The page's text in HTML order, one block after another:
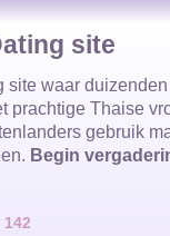
site
site waar
prachtige Thaise
gebruik
Begin